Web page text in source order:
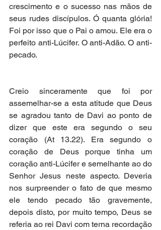
crescimento e o sucesso nas mãos de
seus rudes discípulos. Ó quanta glória!
Foi por isso que o Pai o amou. Ele era o
perfeito anti-Lúcifer. O anti-Adão. O anti-
pecado.
Creio sinceramente que foi por
assemelhar-se a esta atitude que Deus
se agradou tanto de Davi ao ponto de
dizer que este era segundo o seu
coração (At 13.22). Era segundo o
coração de Deus porque tinha um
coração anti-Lúcifer e semelhante ao do
Senhor Jesus neste aspecto. Deveria
nos surpreender o fato de que mesmo
ele tendo pecado tão gravemente,
depois disto, por muito tempo, Deus se
referia ao rei Davi com terna recordação